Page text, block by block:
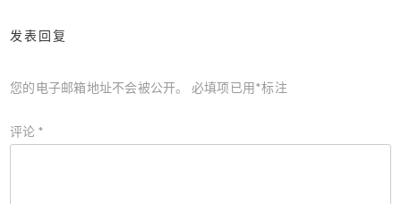
发表回复
您的电子邮箱地址不会被公开。 必填项已用*标注
评论 *